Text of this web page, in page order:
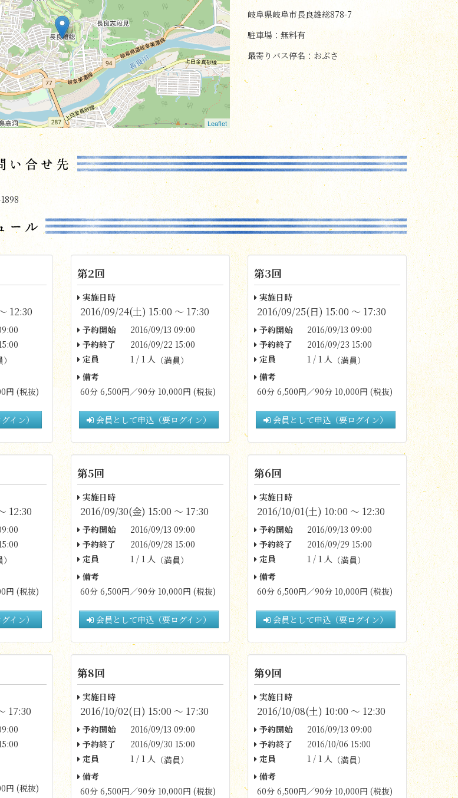
Leaflet
岐阜県岐阜市長良雄総878-7
駐車場：無料有
最寄りバス停名：おぶさ
12:30
円 (税抜)
イン）
第2回
実施日時
2016/09/24(土) 15:00 〜 17:30
予約開始
2016/09/13 09:00
予約終了
2016/09/22 15:00
定員
1 / 1 人 （満員）
備考
60分 6,500円／90分 10,000円 (税抜)
会員として申込（要ログイン）
第3回
実施日時
2016/09/25(日) 15:00 〜 17:30
予約開始
2016/09/13 09:00
予約終了
2016/09/23 15:00
定員
1 / 1 人 （満員）
備考
60分 6,500円／90分 10,000円 (税抜)
会員として申込（要ログイン）
12:30
円 (税抜)
イン）
第5回
実施日時
2016/09/30(金) 15:00 〜 17:30
予約開始
2016/09/13 09:00
予約終了
2016/09/28 15:00
定員
1 / 1 人 （満員）
備考
60分 6,500円／90分 10,000円 (税抜)
会員として申込（要ログイン）
第6回
実施日時
2016/10/01(土) 10:00 〜 12:30
予約開始
2016/09/13 09:00
予約終了
2016/09/29 15:00
定員
1 / 1 人 （満員）
備考
60分 6,500円／90分 10,000円 (税抜)
会員として申込（要ログイン）
17:30
円 (税抜)
第8回
実施日時
2016/10/02(日) 15:00 〜 17:30
予約開始
2016/09/13 09:00
予約終了
2016/09/30 15:00
定員
1 / 1 人 （満員）
備考
60分 6,500円／90分 10,000円 (税抜)
第9回
実施日時
2016/10/08(土) 10:00 〜 12:30
予約開始
2016/09/13 09:00
予約終了
2016/10/06 15:00
定員
1 / 1 人 （満員）
備考
60分 6,500円／90分 10,000円 (税抜)